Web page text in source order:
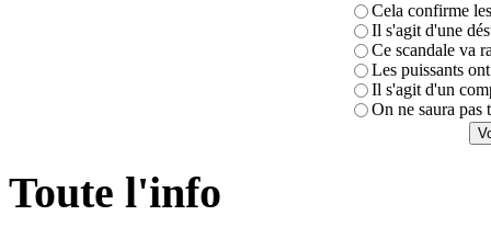
Cela confirme
Il s'agit d'une
Ce scandale va
Les puissants
Il s'agit d'un
On ne saura pas
Toute l'info